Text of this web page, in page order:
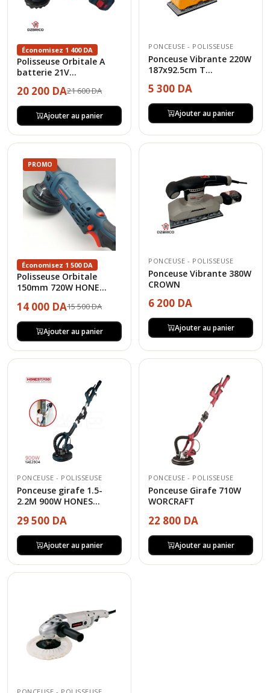
Économisez 1 400 DA
Polisseuse Orbitale A
batterie 21V...
20 200 DA21 600 DA
Ajouter au panier
PONCEUSE - POLISSEUSE
Ponceuse Vibrante 220W
187x92.5cm T...
5 300 DA
Ajouter au panier
PROMO
Économisez 1 500 DA
Polisseuse Orbitale
150mm 720W HONE...
14 000 DA15 500 DA
Ajouter au panier
PONCEUSE - POLISSEUSE
Ponceuse Vibrante 380W
CROWN
6 200 DA
Ajouter au panier
PONCEUSE - POLISSEUSE
Ponceuse girafe 1.5-
2.2M 900W HONES...
29 500 DA
Ajouter au panier
PONCEUSE - POLISSEUSE
Ponceuse Girafe 710W
WORCRAFT
22 800 DA
Ajouter au panier